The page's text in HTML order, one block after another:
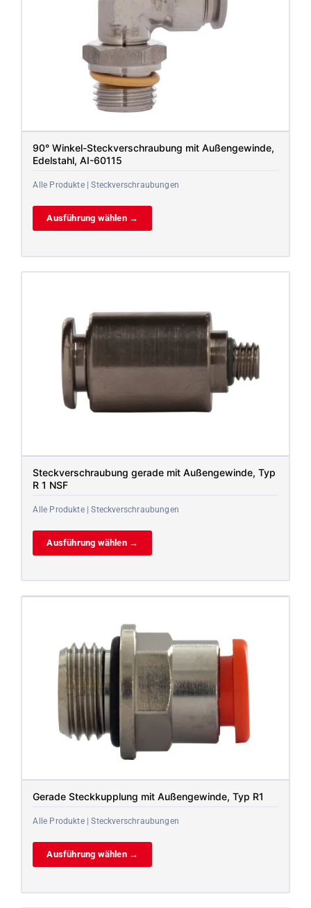
90° Winkel-Steckverschraubung mit Außengewinde,
Edelstahl, AI-60115
Alle Produkte | Steckverschraubungen
Ausführung wählen →
Steckverschraubung gerade mit Außengewinde, Typ
R 1 NSF
Alle Produkte | Steckverschraubungen
Ausführung wählen →
Gerade Steckkupplung mit Außengewinde, Typ R1
Alle Produkte | Steckverschraubungen
Ausführung wählen →